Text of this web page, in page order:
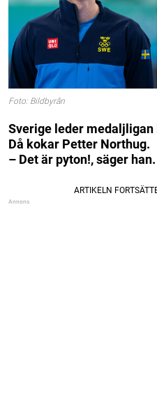
Foto: Bildbyrån
Sverige leder medaljligan
Då kokar Petter Northug.
– Det är pyton!, säger han.